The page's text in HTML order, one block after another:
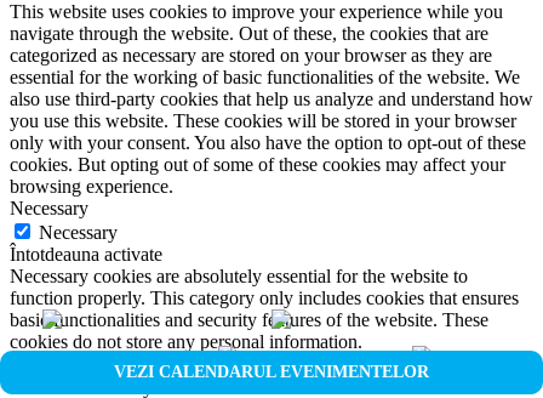
VEZI CALENDARUL EVENIMENTELOR
This website uses cookies to improve your experience while you
navigate through the website. Out of these, the cookies that are
categorized as necessary are stored on your browser as they are
essential for the working of basic functionalities of the website. We
also use third-party cookies that help us analyze and understand how
you use this website. These cookies will be stored in your browser
only with your consent. You also have the option to opt-out of these
cookies. But opting out of some of these cookies may affect your
browsing experience.
Necessary
Necessary
Întotdeauna activate
Necessary cookies are absolutely essential for the website to
function properly. This category only includes cookies that ensures
basic functionalities and security features of the website. These
cookies do not store any personal information.
Non-necessary